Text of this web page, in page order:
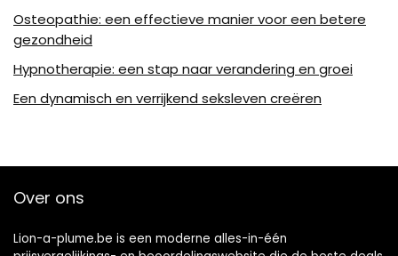
Osteopathie: een effectieve manier voor een betere
gezondheid
Hypnotherapie: een stap naar verandering en groei
Een dynamisch en verrijkend seksleven creëren
Over ons
Lion-a-plume.be is een moderne alles-in-één